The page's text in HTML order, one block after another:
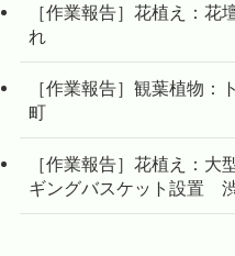
［作業報告］花植え：
れ
［作業報告］観葉植物
町
［作業報告］花植え：
ギングバスケット設置